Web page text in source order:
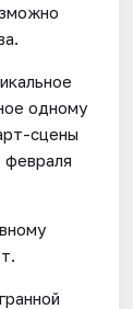
одному
сцены
февраля